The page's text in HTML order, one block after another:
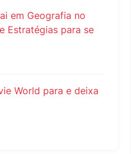
em Geografia no
Estratégias para se
World para e deixa